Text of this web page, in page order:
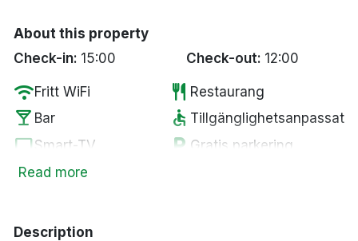
About this property
Check-in: 15:00 Check-out: 12:00
wifiFritt WiFi restaurant Restaurang
local_bar Bar accessible Tillgänglighetsanpassat
tvSmart-TV local_parking Gratis parkering
smoke_freeRökfria rum
Read more
Description